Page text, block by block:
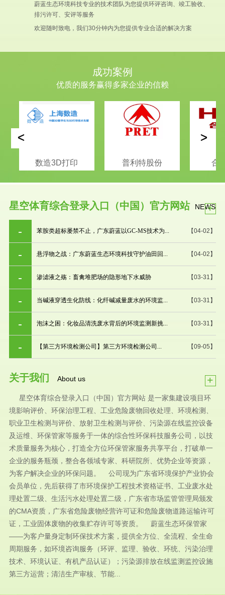
蔚蓝生态环境科技专业的技术团队为您提供环评咨询、竣工验收、
排污许可、安评等服务
欢迎随时致电，我们30分钟内为您提供专业合适的解决方案
成功案例
优质的服务赢得多家企业的信赖
数造3D打印 普利特股份 合
< >
星空体育综合登录入口（中国）官方网站 NEWS
+
【04-02】
苯胺类超标屡禁不止，广东蔚蓝以GC-MS技术为...
【04-02】
悬浮物之战：广东蔚蓝生态环境科技守护油田回...
【03-31】
渗滤液之殇：畜禽堆肥场的隐形地下水威胁
【03-31】
当碱液穿透生化防线：化纤碱减量废水的环境监...
【03-31】
泡沫之困：化妆品清洗废水背后的环境监测新挑...
【09-05】
【第三方环境检测公司】第三方环境检测公司...
关于我们 About us +
星空体育综合登录入口（中国）官方网站 是一家集建设项目环
境影响评价、环保治理工程、工业危险废物回收处理、环境检测、
职业卫生检测与评价、放射卫生检测与评价、污染源在线监控设备
及运维、环保管家等服务于一体的综合性环保科技服务公司，以技
术质量服务为核心，打造全方位环保管家服务共享平台，打破单一
企业的服务瓶颈，整合各领域专家、科研院所、优势企业等资源，
为客户解决企业的环保问题。 公司现为广东省环境保护产业协会
会员单位，先后获得了市环境保护工程技术资格证书、工业废水处
理处置二级、生活污水处理处置二级，广东省市场监管管理局颁发
的CMA资质，广东省危险废物经营许可证和危险废物道路运输许可
证，工业固体废物的收集贮存许可等资质。 蔚蓝生态环保管家
——为客户量身定制环保技术方案，提供全方位、全流程、全生命
周期服务，如环境咨询服务（环评、监理、验收、环统、污染治理
技术、环境认证、有机产品认证）；污染源排放在线监测监控设施
第三方运营；清洁生产审核、节能...